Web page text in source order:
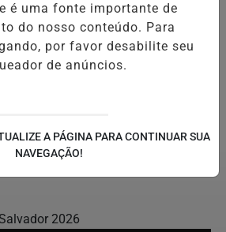
é uma fonte importante de
do nosso conteúdo. Para
por favor desabilite seu
de anúncios.
A PÁGINA PARA CONTINUAR SUA
NAVEGAÇÃO!